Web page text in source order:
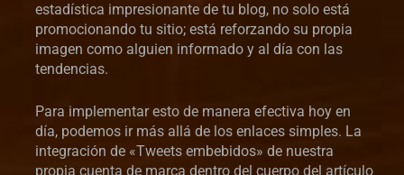
estadística impresionante de tu blog, no solo está
promocionando tu sitio; está reforzando su propia
imagen como alguien informado y al día con las
tendencias.
Para implementar esto de manera efectiva hoy en
día, podemos ir más allá de los enlaces simples. La
integración de «Tweets embebidos» de nuestra
propia cuenta de marca dentro del cuerpo del artículo